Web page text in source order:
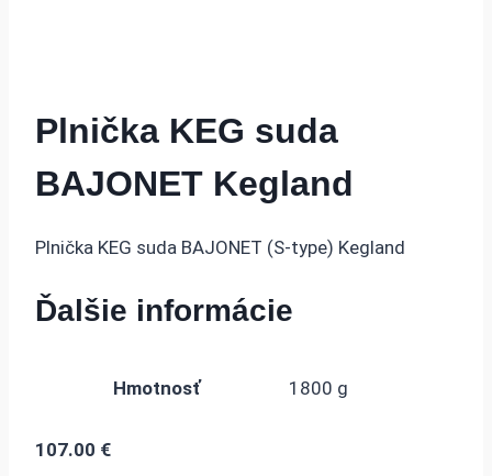
Plnička KEG suda
BAJONET Kegland
Plnička KEG suda BAJONET (S-type) Kegland
Ďalšie informácie
Hmotnosť 1800 g
107.00 €